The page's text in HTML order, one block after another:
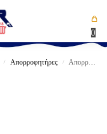
0
/ Απορροφητήρες / Απορροφητήρας PYRAMIS Απλός Λευκό / Καφέ 90W (60cm)